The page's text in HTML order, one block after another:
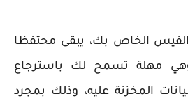
الخاص بك، يبقى محتفظا
30 يوم، وهي مهلة تسمح لك باسترجاع
المخزنة عليه، وذلك بمجرد